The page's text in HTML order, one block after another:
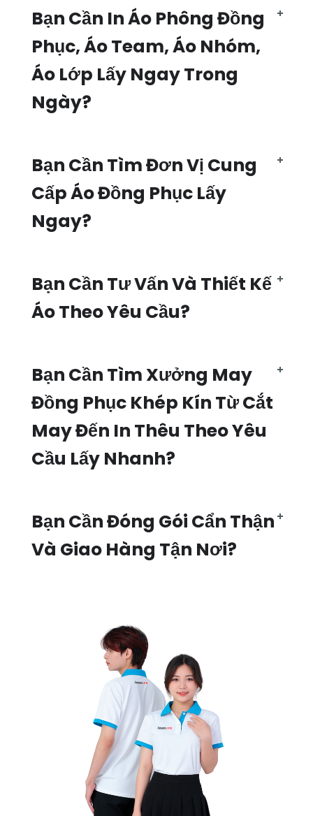
Bạn Cần In Áo Phông Đồng
Phục, Áo Team, Áo Nhóm,
Áo Lớp Lấy Ngay Trong
Ngày?
Bạn Cần Tìm Đơn Vị Cung
Cấp Áo Đồng Phục Lấy
Ngay?
Bạn Cần Tư Vấn Và Thiết Kế
Áo Theo Yêu Cầu?
Bạn Cần Tìm Xưởng May
Đồng Phục Khép Kín Từ Cắt
May Đến In Thêu Theo Yêu
Cầu Lấy Nhanh?
Bạn Cần Đóng Gói Cẩn Thận
Và Giao Hàng Tận Nơi?